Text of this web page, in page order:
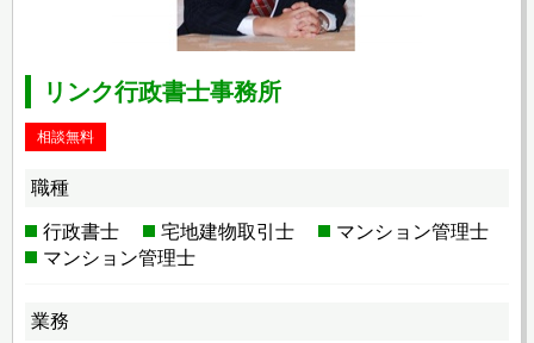
リンク行政書士事務所
相談無料
職種
行政書士 宅地建物取引士
マンション管理士
マンション管理士
業務